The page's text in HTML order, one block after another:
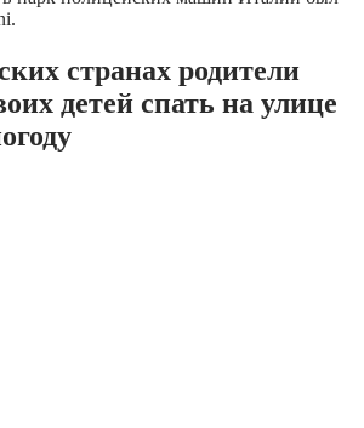
странах родители
детей спать на улице